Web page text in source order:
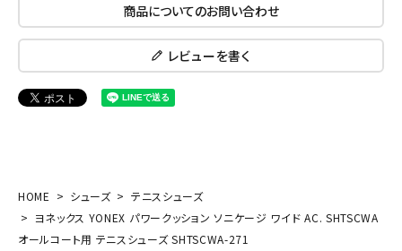
商品についてのお問い合わせ
レビューを書く
HOME シューズ
テニスシューズ
ヨネックス YONEX パワークッション ソニケージ ワイド AC. SHTSCWA
オールコート用 テニスシューズ SHTSCWA-271